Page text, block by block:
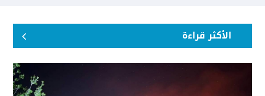
الأكثر قراءة